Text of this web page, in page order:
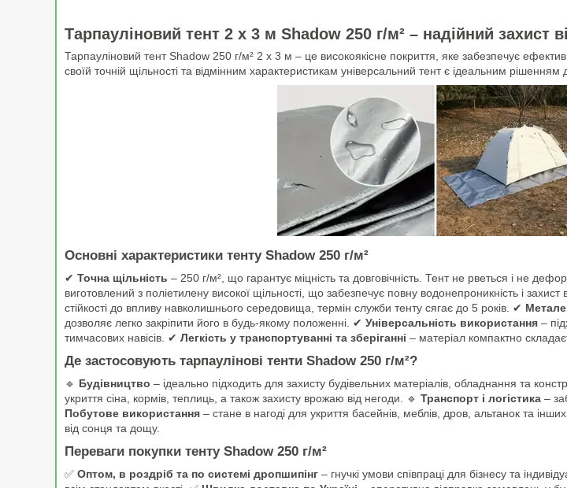
Тарпауліновий тент 2 х 3 м Shadow 250 г/м² – надійний захист
Тарпауліновий тент Shadow 250 г/м² 2 х 3 м – це високоякісне покриття, яке забезпечує
своїй точній щільності та відмінним характеристикам універсальний тент є ідеальним
Основні характеристики тенту Shadow 250 г/м²
✔ Точна щільність – 250 г/м², що гарантує міцність та довговічність. Тент не рветься і не
виготовлений з поліетилену високої щільності, що забезпечує повну водонепроникність і
стійкості до впливу навколишнього середовища, термін служби тенту сягає до 5 років. ✔
дозволяє легко закріпити його в будь-якому положенні. ✔ Універсальність використання –
тимчасових навісів. ✔ Легкість у транспортуванні та зберіганні – матеріал компактно
Де застосовують тарпаулінові тенти Shadow 250 г/м²?
🔹 Будівництво – ідеально підходить для захисту будівельних матеріалів, обладнання та
укриття сіна, кормів, теплиць, а також захисту врожаю від негоди. 🔹 Транспорт і логістика –
Побутове використання – стане в нагоді для укриття басейнів, меблів, дров, альтанок та інших
від сонця та дощу.
Переваги покупки тенту Shadow 250 г/м²
✅ Оптом, в роздріб та по системі дропшипінг – гнучкі умови співпраці для бізнесу та